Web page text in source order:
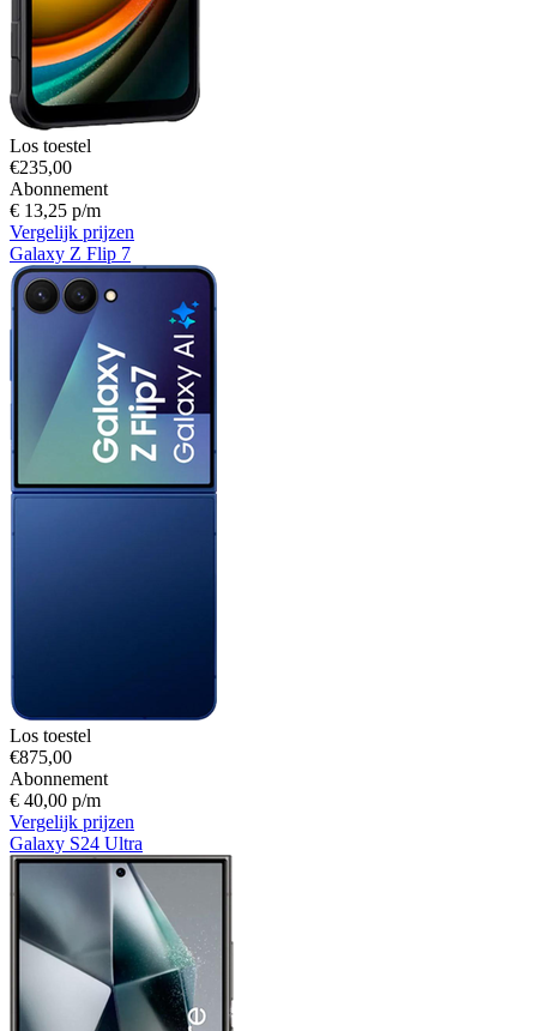
Los toestel
€235,00
Abonnement
€ 13,25 p/m
Vergelijk prijzen
Galaxy Z Flip 7
Los toestel
€875,00
Abonnement
€ 40,00 p/m
Vergelijk prijzen
Galaxy S24 Ultra